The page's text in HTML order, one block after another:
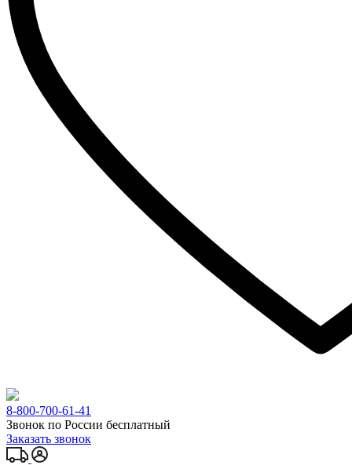
8-800-700-61-41
Звонок по России бесплатный
Заказать звонок